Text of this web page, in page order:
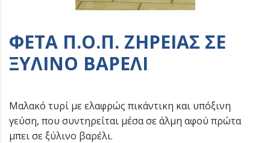
ΦΈΤΑ Π.Ο.Π. ΖΉΡΕΙΑΣ ΣΕ
ΞΎΛΙΝΟ ΒΑΡΈΛΙ
Μαλακό τυρί με ελαφρώς πικάντικη και υπόξινη
γεύση, που συντηρείται μέσα σε άλμη αφού πρώτα
μπει σε ξύλινο βαρέλι.